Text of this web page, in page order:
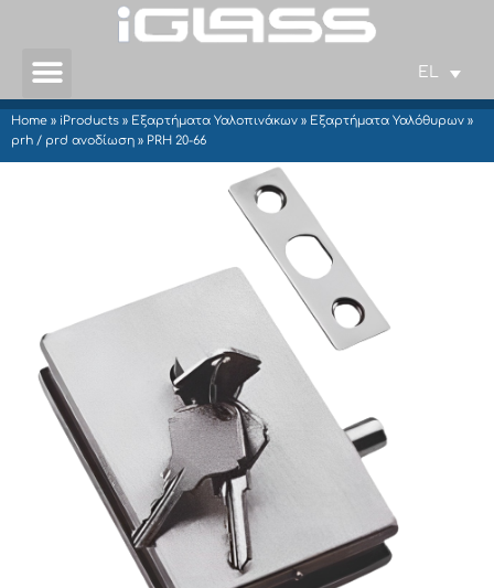
EL
Home » iProducts » Εξαρτήματα Υαλοπινάκων » Εξαρτήματα Υαλόθυρων »
prh / prd ανοδίωση » PRH 20-66